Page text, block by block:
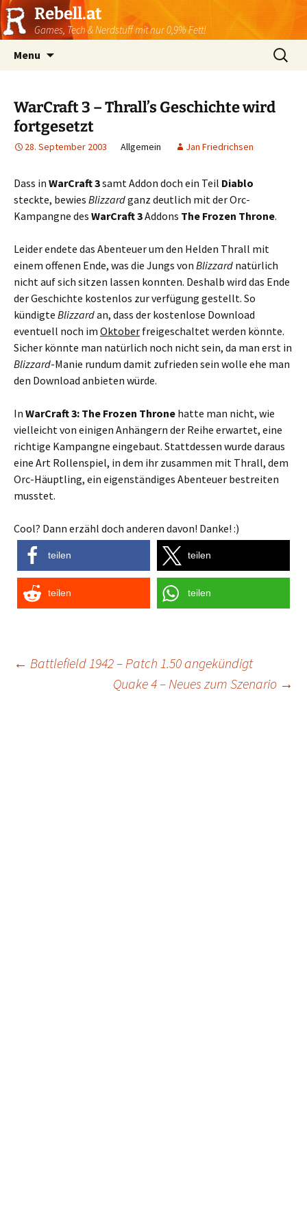
Rebell.at
Games, Tech & Nerdstuff mit nur 0,9% Fett!
Menu
Suchen
nach:
WarCraft 3 – Thrall’s Geschichte wird
fortgesetzt
28. September 2003 Allgemein Jan Friedrichsen
Dass in WarCraft 3samt Addon doch ein Teil Diablo
steckte, bewies Blizzardganz deutlich mit der Orc-
Kampangne des WarCraft 3Addons The Frozen Throne.
Leider endete das Abenteuer um den Helden Thrall mit
einem offenen Ende, was die Jungs von Blizzard natürlich
nicht auf sich sitzen lassen konnten. Deshalb wird das Ende
der Geschichte kostenlos zur verfügung gestellt. So
kündigte Blizzardan, dass der kostenlose Download
eventuell noch im Oktober freigeschaltet werden könnte.
Sicher könnte man natürlich noch nicht sein, da man erst in
Blizzard-Manie rundum damit zufrieden sein wolle ehe man
den Download anbieten würde.
In WarCraft 3: The Frozen Throne hatte man nicht, wie
vielleicht von einigen Anhängern der Reihe erwartet, eine
richtige Kampangne eingebaut. Stattdessen wurde daraus
eine Art Rollenspiel, in dem ihr zusammen mit Thrall, dem
Orc-Häuptling, ein eigenständiges Abenteuer bestreiten
musstet.
Cool? Dann erzähl doch anderen davon! Danke! :)
teilen teilen
teilen teilen
Post
← Battlefield 1942 – Patch 1.50 angekündigt
Quake 4 – Neues zum Szenario →